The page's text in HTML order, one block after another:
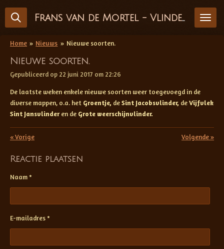
Ga
direct
de
Frans van de Mortel - Vlinderfotografie
Home » Nieuws » Nieuwe soorten.
Nieuwe soorten.
Gepubliceerd op 22 juni 2017 om 22:26
De laatste weken enkele nieuwe soorten weer toegevoegd in de
diverse mappen, o.a. het Groentje, deSint Jacobsvlinder, deVijfvlek
Sint Jansvlinderen de Grote weerschijnvlinder.
«Vorige Volgende»
Reactie plaatsen
Naam *
E-mailadres *